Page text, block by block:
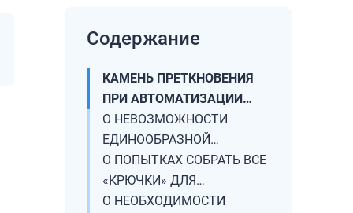
Содержание
КАМЕНЬ ПРЕТКНОВЕНИЯ
ПРИ АВТОМАТИЗАЦИИ
СОВЕЩАНИЙ:
РАЗНООБРАЗИЕ
ФОРМАТОВ
О НЕВОЗМОЖНОСТИ
ЕДИНООБРАЗНОЙ
АВТОМАТИЗАЦИИ
СОВЕЩАНИЙ В СЭД
О ПОПЫТКАХ СОБРАТЬ ВСЕ
«КРЮЧКИ» ДЛЯ
АВТОМАТИЗАЦИИ
О НЕОБХОДИМОСТИ